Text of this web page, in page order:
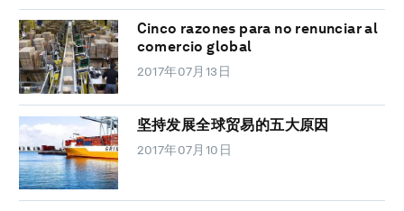
Cinco razones para no renunciar al
comercio global
2017年07月13日
坚持发展全球贸易的五大原因
2017年07月10日